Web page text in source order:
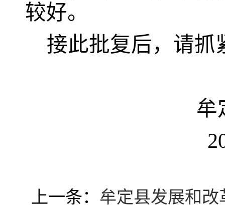
较好。
接此批复后，请抓
牟
上一条： 牟定县发展和